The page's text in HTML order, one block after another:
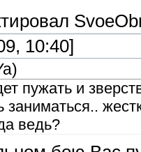
10:40]
)
пужать и
заниматься..
ведь?